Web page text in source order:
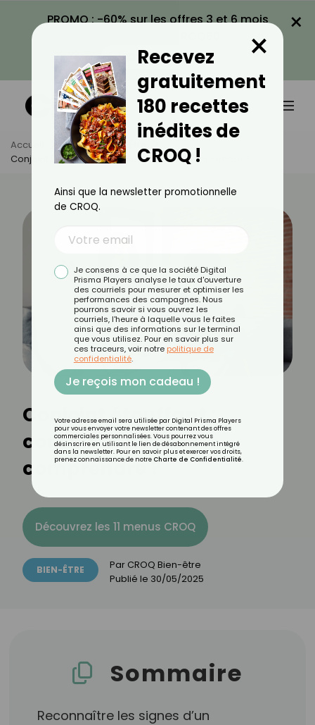
PROMO : -60% sur les offres 3 et 6 mois
VOIR LA PROMO
×
Accueil Actus
Bien-Être
Conjoint Étouffant : Comment Lui Faire Comprendre ?
Conjoint étouffant :
comment lui faire
comprendre ?
Découvrez les 11 menus CROQ
BIEN-ÊTRE Par CROQ Bien-être
Publié le 30/05/2025
Sommaire
Reconnaître les signes d’un
Recevez
gratuitement
180 recettes
inédites de
CROQ !
×
Ainsi que la newsletter promotionnelle
de CROQ.
Je consens à ce que la société Digital
Prisma Players analyse le taux d'ouverture
des courriels pour mesurer et optimiser les
performances des campagnes. Nous
pourrons savoir si vous ouvrez les
courriels, l'heure à laquelle vous le faites
ainsi que des informations sur le terminal
que vous utilisez. Pour en savoir plus sur
ces traceurs, voir notre politique de
confidentialité.
Je reçois mon cadeau !
Votre adresse email sera utilisée par Digital Prisma Players
pour vous envoyer votre newsletter contenant des offres
commerciales personnalisées. Vous pourrez vous
désinscrire en utilisant le lien de désabonnement intégré
dans la newsletter. Pour en savoir plus et exercer vos droits,
prenez connaissance de notre Charte de Confidentialité.